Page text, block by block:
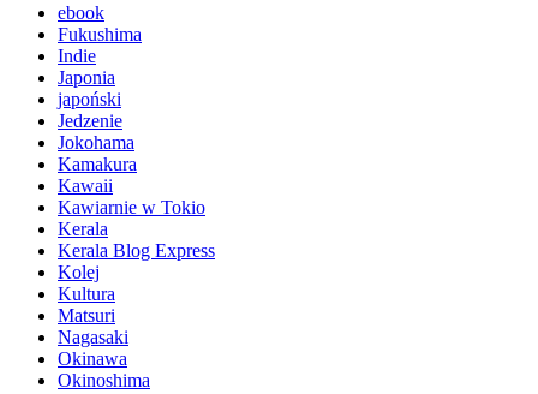
ebook
Fukushima
Indie
Japonia
japoński
Jedzenie
Jokohama
Kamakura
Kawaii
Kawiarnie w Tokio
Kerala
Kerala Blog Express
Kolej
Kultura
Matsuri
Nagasaki
Okinawa
Okinoshima